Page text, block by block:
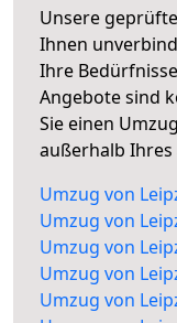
Unsere
Ihnen
Ihre
Angebote sind
Sie einen
außerhalb
Umzug von
Umzug von
Umzug von
Umzug von
Umzug von